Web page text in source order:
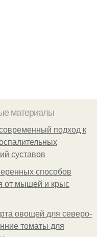
материалы
подход к
суставов
способов
от мышей и крыс
овощей для северо-
томаты для